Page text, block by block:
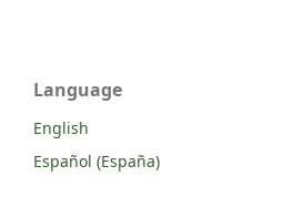
Language
English
Español (España)